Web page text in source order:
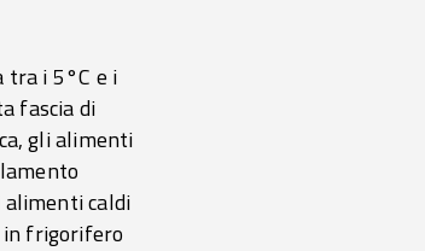
tra i 5°C e i
fascia di
gli alimenti
caldi
in frigorifero